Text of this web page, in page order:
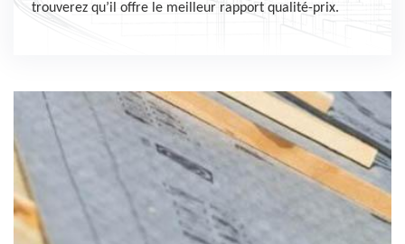
trouverez qu’il offre le meilleur rapport qualité-prix.